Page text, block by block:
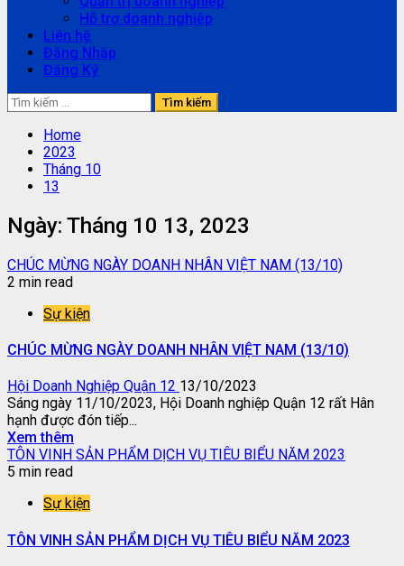
Hỗ trợ doanh nghiệp
Liên hệ
Đăng Nhập
Đăng Ký
Tìm
kiếm
cho:
Home
2023
Tháng 10
13
Ngày: Tháng 10 13, 2023
CHÚC MỪNG NGÀY DOANH NHÂN VIỆT NAM (13/10)
2 min read
Sự kiện
CHÚC MỪNG NGÀY DOANH NHÂN VIỆT NAM (13/10)
Hội Doanh Nghiệp Quận 12 13/10/2023
Sáng ngày 11/10/2023, Hội Doanh nghiệp Quận 12 rất Hân
hạnh được đón tiếp...
Xem thêm
TÔN VINH SẢN PHẨM DỊCH VỤ TIÊU BIỂU NĂM 2023
5 min read
Sự kiện
TÔN VINH SẢN PHẨM DỊCH VỤ TIÊU BIỂU NĂM 2023